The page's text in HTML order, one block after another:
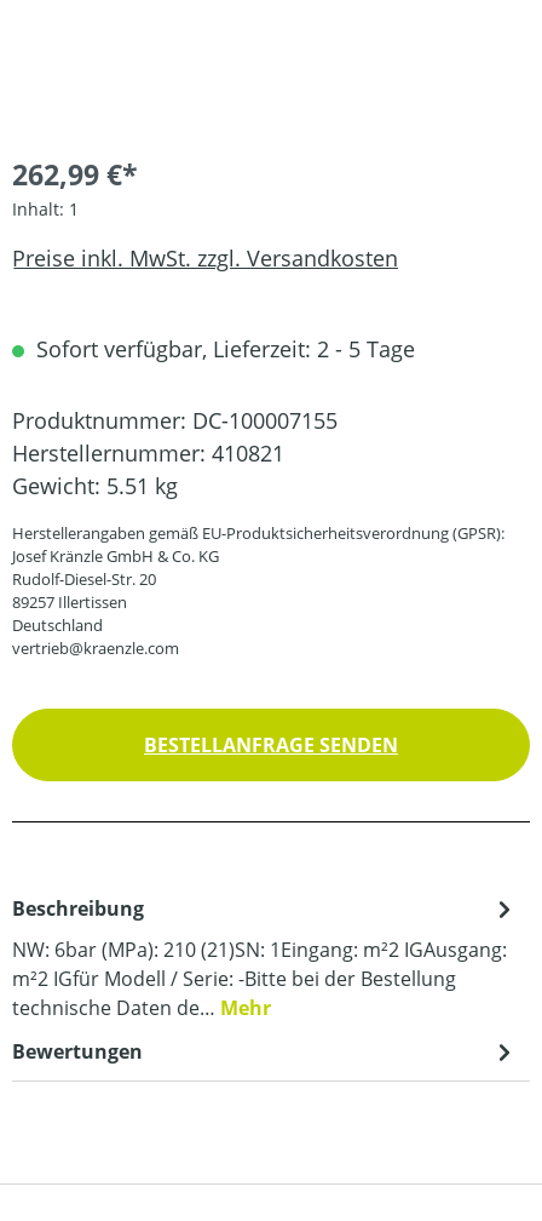
262,99 €*
Inhalt: 1
Preise inkl. MwSt. zzgl. Versandkosten
Sofort verfügbar, Lieferzeit: 2 - 5 Tage
Produktnummer: DC-100007155
Herstellernummer: 410821
Gewicht: 5.51 kg
Herstellerangaben gemäß EU-Produktsicherheitsverordnung (GPSR):
Josef Kränzle GmbH & Co. KG
Rudolf-Diesel-Str. 20
89257 Illertissen
Deutschland
vertrieb@kraenzle.com
BESTELLANFRAGE SENDEN
Beschreibung
NW: 6bar (MPa): 210 (21)SN: 1Eingang: m²2 IGAusgang:
m²2 IGfür Modell / Serie: -Bitte bei der Bestellung
technische Daten de… Mehr
Bewertungen